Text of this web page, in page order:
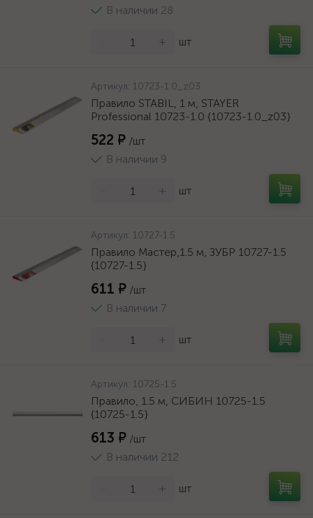
В наличии 28
+ шт
Артикул: 10723-1.0_z03
Правило STABIL, 1 м, STAYER
Professional 10723-1.0 {10723-1.0_z03}
522 ₽ /шт
В наличии 9
+ шт
Артикул: 10727-1.5
Правило Мастер,1.5 м, ЗУБР 10727-1.5
{10727-1.5}
611 ₽ /шт
В наличии 7
+ шт
Артикул: 10725-1.5
Правило, 1.5 м, СИБИН 10725-1.5
{10725-1.5}
613 ₽ /шт
В наличии 212
+ шт